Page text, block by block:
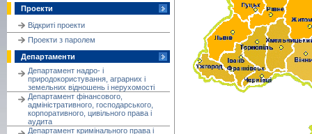
Проекти
Відкриті проекти
Проекти з паролем
Департаменти
Департамент надро- і
природокористування, аграрних і
земельних відношень і нерухомості
Департамент фінансового,
адміністративного, господарського,
корпоративного, цивільного права і
аудита
Департамент кримінального права і